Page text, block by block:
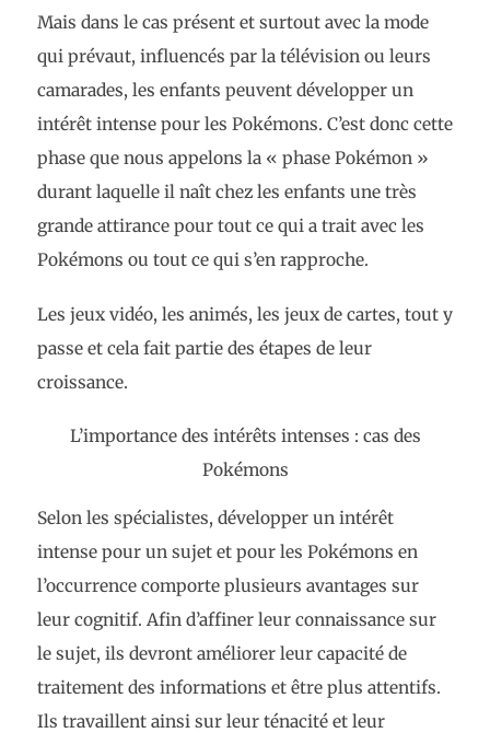
Mais dans le cas présent et surtout avec la mode
qui prévaut, influencés par la télévision ou leurs
camarades, les enfants peuvent développer un
intérêt intense pour les Pokémons. C’est donc cette
phase que nous appelons la « phase Pokémon »
durant laquelle il naît chez les enfants une très
grande attirance pour tout ce qui a trait avec les
Pokémons ou tout ce qui s’en rapproche.
Les jeux vidéo, les animés, les jeux de cartes, tout y
passe et cela fait partie des étapes de leur
croissance.
L’importance des intérêts intenses : cas des
Pokémons
Selon les spécialistes, développer un intérêt
intense pour un sujet et pour les Pokémons en
l’occurrence comporte plusieurs avantages sur
leur cognitif. Afin d’affiner leur connaissance sur
le sujet, ils devront améliorer leur capacité de
traitement des informations et être plus attentifs.
Ils travaillent ainsi sur leur ténacité et leur